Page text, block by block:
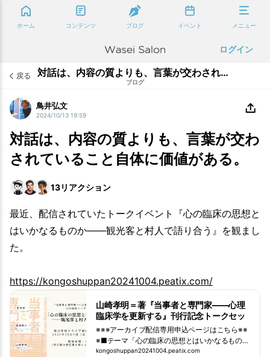
ホーム コンテンツ ブログ イベント メニュー
ログイン
戻る 対話は、内容の質よりも、言葉が交わされていること自体に価値がある。
ブログ
鳥井弘文
2024/10/13 19:59
対話は、内容の質よりも、言葉が交わ
されていること自体に価値がある。
13リアクション
最近、配信されていたトークイベント『心の臨床の思想と
はいかなるものか――観光客と村人で語り合う』を観まし
た。
https://kongoshuppan20241004.peatix.com/
山崎孝明＝著『当事者と専門家――心理
臨床学を更新する』刊行記念トークセッ
ション
※※※アーカイブ配信専用申込ページはこちら※※
※■テーマ「心の臨床の思想とはいかなるものか
――観光客と村人で語り合う」■登壇者東浩紀
kongoshuppan20241004.peatix.com